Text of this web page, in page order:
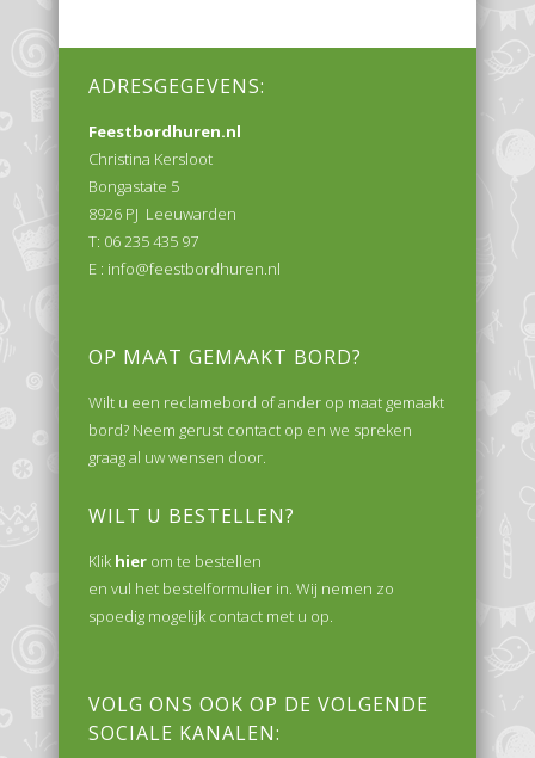
ADRESGEGEVENS:
Feestbordhuren.nl
Christina Kersloot
Bongastate 5
8926 PJ Leeuwarden
T: 06 235 435 97
E : info@feestbordhuren.nl
OP MAAT GEMAAKT BORD?
Wilt u een reclamebord of ander op maat gemaakt
bord? Neem gerust contact op en we spreken
graag al uw wensen door.
WILT U BESTELLEN?
Klik hier om te bestellen
en vul het bestelformulier in. Wij nemen zo
spoedig mogelijk contact met u op.
VOLG ONS OOK OP DE VOLGENDE
SOCIALE KANALEN: